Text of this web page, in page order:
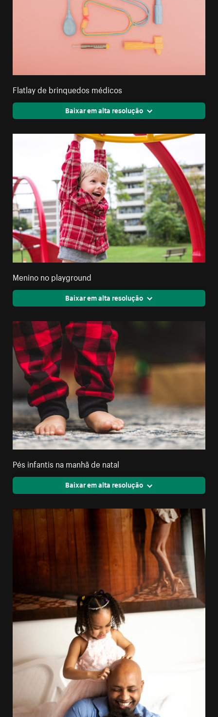
Flatlay de brinquedos médicos
Baixar em alta resolução
Menino no playground
Baixar em alta resolução
Pés infantis na manhã de natal
Baixar em alta resolução